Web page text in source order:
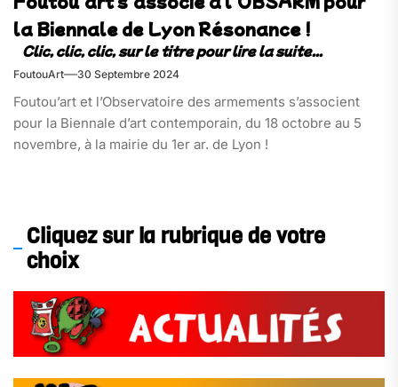
la Biennale de Lyon Résonance !
FoutouArt 30 Septembre 2024
Foutou’art et l’Observatoire des armements s’associent
pour la Biennale d’art contemporain, du 18 octobre au 5
novembre, à la mairie du 1er ar. de Lyon !
Cliquez sur la rubrique de votre
choix